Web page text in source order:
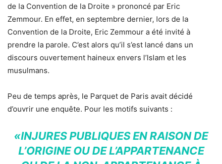
de la Convention de la Droite » prononcé par Eric
Zemmour. En effet, en septembre dernier, lors de la
Convention de la Droite, Eric Zemmour a été invité à
prendre la parole. C’est alors qu’il s’est lancé dans un
discours ouvertement haineux envers l’Islam et les
musulmans.
Peu de temps après, le Parquet de Paris avait décidé
d’ouvrir une enquête. Pour les motifs suivants :
«INJURES PUBLIQUES EN RAISON DE
L’ORIGINE OU DE L’APPARTENANCE